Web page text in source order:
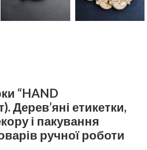
“HAND
Дерев’яні етикетки,
і пакування
ручної роботи